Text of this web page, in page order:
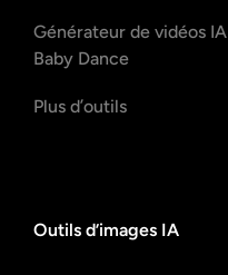
Générateur de vidéos IA
Baby Dance
Plus d’outils
Outils d’images IA